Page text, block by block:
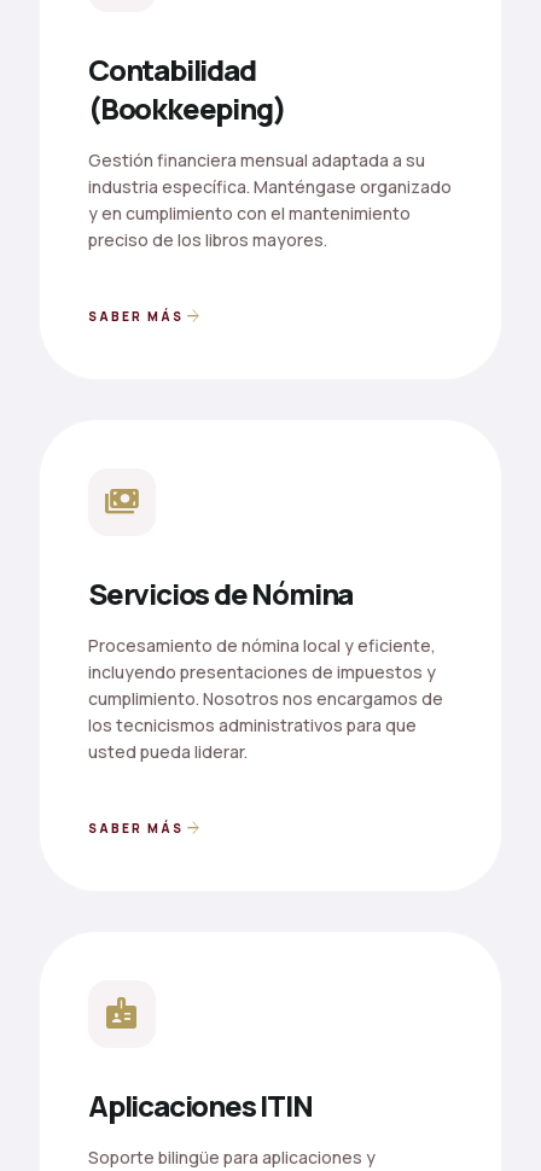
Contabilidad
(Bookkeeping)
Gestión financiera mensual adaptada a su
industria específica. Manténgase organizado
y en cumplimiento con el mantenimiento
preciso de los libros mayores.
SABER MÁS arrow_forward
payments
Servicios de Nómina
Procesamiento de nómina local y eficiente,
incluyendo presentaciones de impuestos y
cumplimiento. Nosotros nos encargamos de
los tecnicismos administrativos para que
usted pueda liderar.
SABER MÁS arrow_forward
badge
Aplicaciones ITIN
Soporte bilingüe para aplicaciones y